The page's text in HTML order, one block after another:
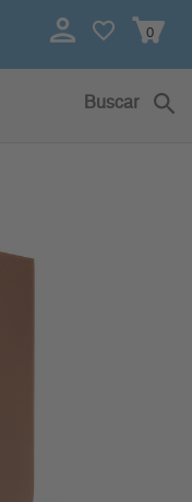
0
Buscar